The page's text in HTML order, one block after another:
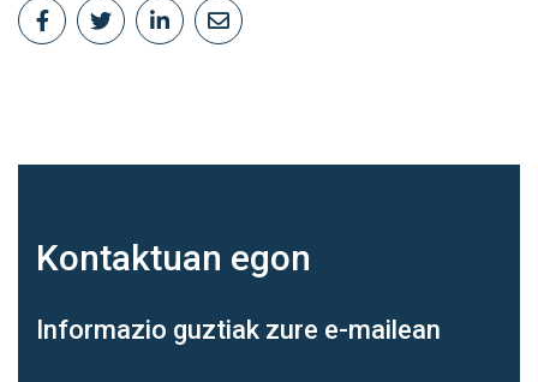
Kontaktuan egon
Informazio guztiak zure e-mailean